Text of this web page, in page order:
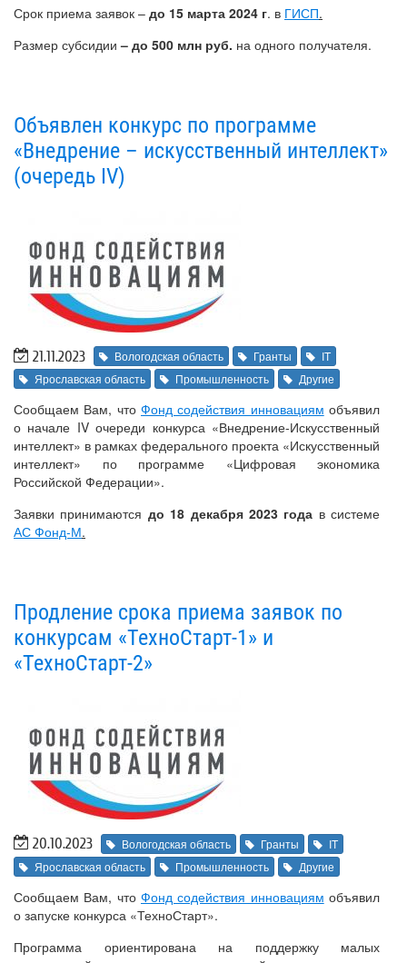
Срок приема заявок – до 15 марта 2024 г. в ГИСП.
Размер субсидии – до 500 млн руб. на одного получателя.
Объявлен конкурс по программе
«Внедрение – искусственный интеллект»
(очередь IV)
21.11.2023 Вологодская область Гранты
IT
Ярославская область
Промышленность Другие
Сообщаем Вам, что Фонд содействия инновациям объявил
о начале IV очереди конкурса «Внедрение-Искусственный
интеллект» в рамках федерального проекта «Искусственный
интеллект» по программе «Цифровая экономика
Российской Федерации».
Заявки принимаются до 18 декабря 2023 года в системе
АС Фонд-М.
Продление срока приема заявок по
конкурсам «ТехноСтарт-1» и
«ТехноСтарт-2»
20.10.2023 Вологодская область Гранты
IT
Ярославская область
Промышленность Другие
Сообщаем Вам, что Фонд содействия инновациям объявил
о запуске конкурса «ТехноСтарт».
Программа ориентирована на поддержку малых